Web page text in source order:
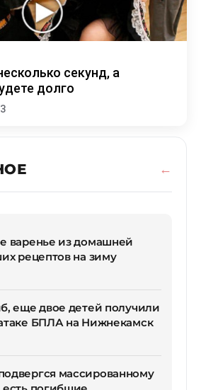
секунд, а
долго
варенье из домашней
рецептов на зиму
еще двое детей получили
БПЛА на Нижнекамск
массированному